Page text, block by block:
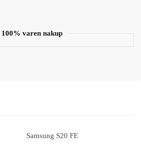
100% varen nakup
Samsung S20 FE